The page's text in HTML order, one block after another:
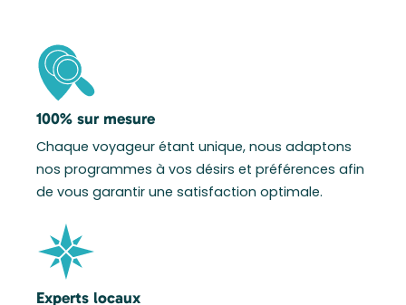
100% sur mesure
Chaque voyageur étant unique, nous adaptons
nos programmes à vos désirs et préférences afin
de vous garantir une satisfaction optimale.
Experts locaux